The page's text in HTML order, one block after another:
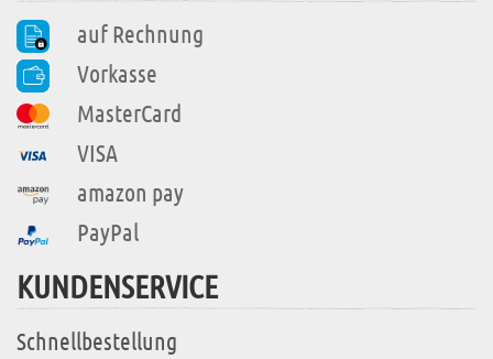
auf Rechnung
Vorkasse
MasterCard
VISA
amazon pay
PayPal
KUNDENSERVICE
Schnellbestellung